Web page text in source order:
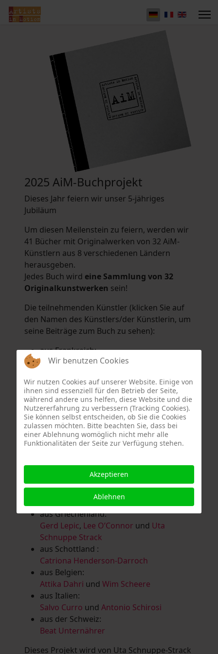
2025 AiM-Buchprojekt
Dieses Jahr feiern wir unser 5-jähriges
Jubiläum
Um diesen Meilenstein zu feiern, werden wir
41 Bücher mit Originalwerken von 32 AiM-
Künstlern aus 8 verschiedenen Ländern
herausgeben.
Jedes Buch wird eine Sammlung von 32
Originalkunstwerken sein!
Die teilnehmenden Künstler (klicken Sie auf
den Namen des Künstlers/der Künstlerin, um
seine Beiträge zum Buch zu sehen):
aus Frankreich:
Hélène Argo,Didier Bonnot
Eric Schaftlein.
aus den Niederlanden:
Dorrety Brookhuis,Natalia Dik,Elise
EekhoutundHenny Schaapman
aus Deutschland:
Salomé Herbst,Andrea Jungnitsch,
Lanzl,Heidrun MalComes,Christa Mayer-
Guntram Prochaska
Schaub,Vera Schaub,Birgit Schweimler &
Serge DevadderundRolf Thärichen
aus Griechenland:
Gerd Lepic, Lee O’Connor und Uta
Schnuppe Strack
aus Schottland :
Catriona Henderson-Darroch
aus Belgien:
Attika Dahri und Wim Scheere
aus Italien:
Salvo Curro und Antonio Schirosi
aus der Schweiz:
Beat Unternährer
Dieses Projekt wird von Uta Schnuppe-Strack
Wir benutzen Cookies
Wir nutzen Cookies auf unserer Website. Einige von
ihnen sind essenziell für den Betrieb der Seite,
während andere uns helfen, diese Website und die
Nutzererfahrung zu verbessern (Tracking Cookies).
Sie können selbst entscheiden, ob Sie die Cookies
zulassen möchten. Bitte beachten Sie, dass bei
einer Ablehnung womöglich nicht mehr alle
Funktionalitäten der Seite zur Verfügung stehen.
Akzeptieren
Ablehnen